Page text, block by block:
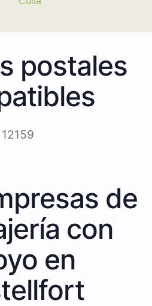
postales
12159
de
con
en